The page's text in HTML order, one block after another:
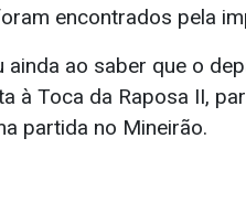
encontrados pela
ainda ao saber que o
à Toca da Raposa II,
partida no Mineirão.